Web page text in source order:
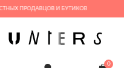
И БУТИКОВ
0